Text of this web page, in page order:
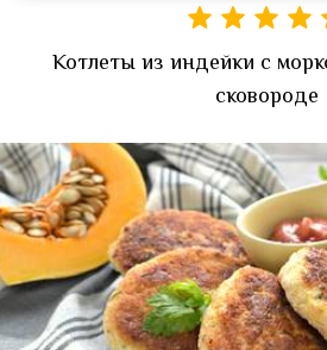
Котлеты из индейки с
сковороде